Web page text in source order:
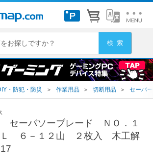
・防犯・防災 ＞ 作業用品 ＞ 切断用品 ＞ セーバ
セーバソーブレード ＮＯ．１
６－１２山 ２枚入 木工解